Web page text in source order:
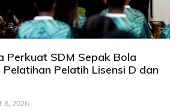
Perkuat SDM Sepak Bola
Pelatih Lisensi D dan
8, 2026